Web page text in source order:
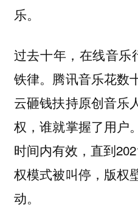
乐。
过去十年，在线音乐
铁律。腾讯音乐花数
云砸钱扶持原创音乐
权，谁就掌握了用户
时间内有效，直到
权模式被叫停，版权
动。